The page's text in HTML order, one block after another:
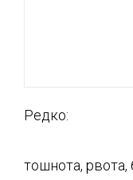
Редко:
тошнота,